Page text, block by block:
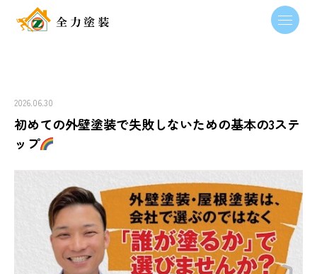
2026.06.30
初めての外壁塗装で失敗しないための基本の3ステ
ップ